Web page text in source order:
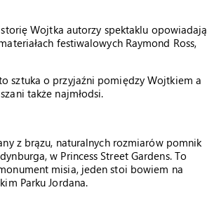
Wojtka autorzy spektaklu opowiadają
festiwalowych Raymond Ross,
sztuka o przyjaźni pomiędzy Wojtkiem a
także najmłodsi.
z brązu, naturalnych rozmiarów pomnik
w Princess Street Gardens. To
misia, jeden stoi bowiem na
Parku Jordana.